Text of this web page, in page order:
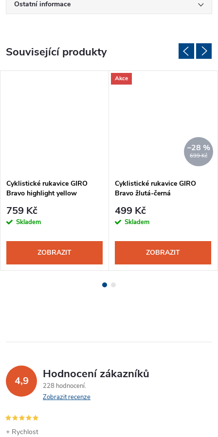
Ostatní informace
Související produkty
Cyklistické rukavice GIRO
Bravo highlight yellow
759 Kč
Skladem
ZOBRAZIT
Akce
699 Kč
–28 %
Cyklistické rukavice GIRO
Bravo žlutá-černá
499 Kč
Skladem
ZOBRAZIT
4,9 Hodnocení zákazníků
228 hodnocení
Zobrazit recenze
+ Rychlost